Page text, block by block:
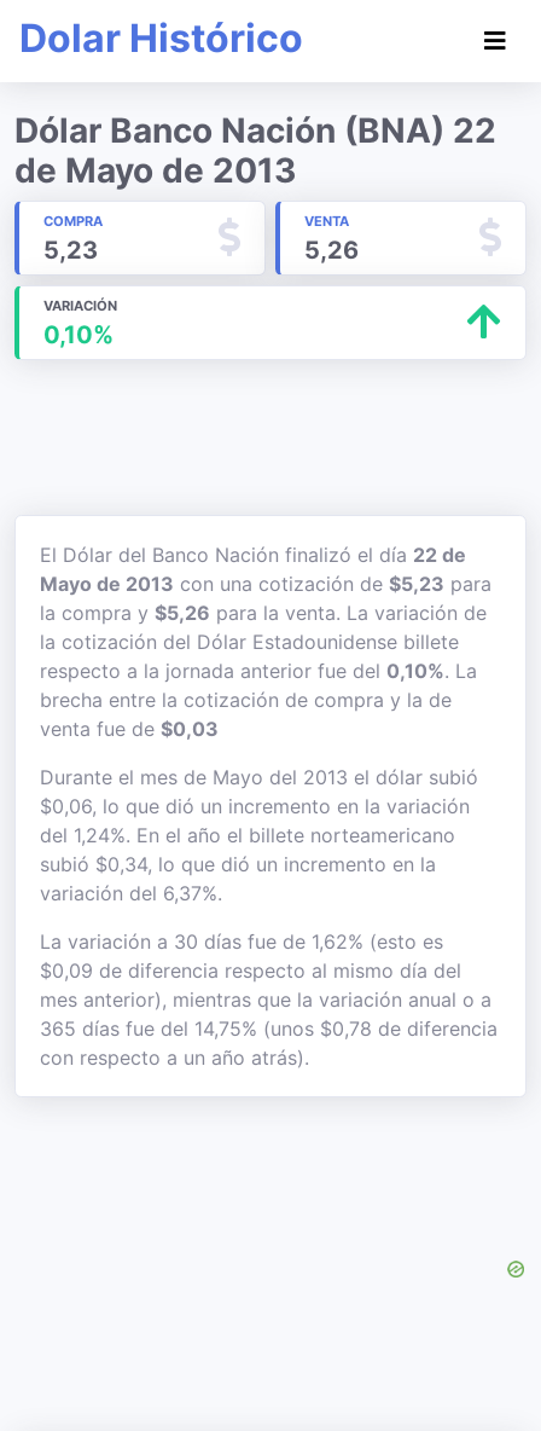
Dolar Histórico
Dólar Banco Nación (BNA) 22
de Mayo de 2013
COMPRA
5,23
VENTA
5,26
VARIACIÓN
0,10%
El Dólar del Banco Nación finalizó el día 22 de
Mayo de 2013 con una cotización de $5,23 para
la compra y $5,26 para la venta. La variación de
la cotización del Dólar Estadounidense billete
respecto a la jornada anterior fue del 0,10%. La
brecha entre la cotización de compra y la de
venta fue de $0,03
Durante el mes de Mayo del 2013 el dólar subió
$0,06, lo que dió un incremento en la variación
del 1,24%. En el año el billete norteamericano
subió $0,34, lo que dió un incremento en la
variación del 6,37%.
La variación a 30 días fue de 1,62% (esto es
$0,09 de diferencia respecto al mismo día del
mes anterior), mientras que la variación anual o a
365 días fue del 14,75% (unos $0,78 de diferencia
con respecto a un año atrás).